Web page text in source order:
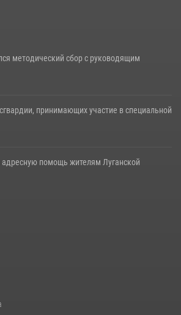
методический сбор с руководящим
принимающих участие в специальной
помощь жителям Луганской